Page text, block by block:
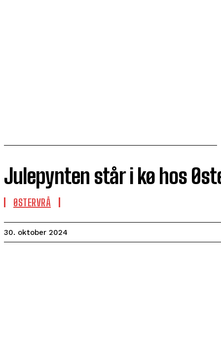
Julepynten står i kø hos
ØSTERVRÅ
30. oktober 2024